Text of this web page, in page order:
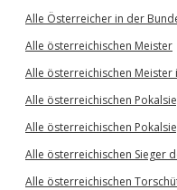
Alle Österreicher in der
Alle österreichischen Meister
Alle österreichischen Meister
Alle österreichischen
Alle österreichischen
Alle österreichischen Sieger
Alle österreichischen